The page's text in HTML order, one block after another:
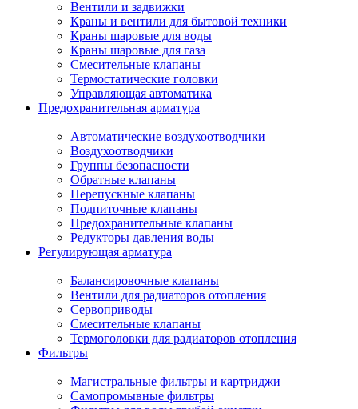
Вентили и задвижки
Краны и вентили для бытовой техники
Краны шаровые для воды
Краны шаровые для газа
Смесительные клапаны
Термостатические головки
Управляющая автоматика
Предохранительная арматура
Автоматические воздухоотводчики
Воздухоотводчики
Группы безопасности
Обратные клапаны
Перепускные клапаны
Подпиточные клапаны
Предохранительные клапаны
Редукторы давления воды
Регулирующая арматура
Балансировочные клапаны
Вентили для радиаторов отопления
Сервоприводы
Смесительные клапаны
Термоголовки для радиаторов отопления
Фильтры
Магистральные фильтры и картриджи
Самопромывные фильтры